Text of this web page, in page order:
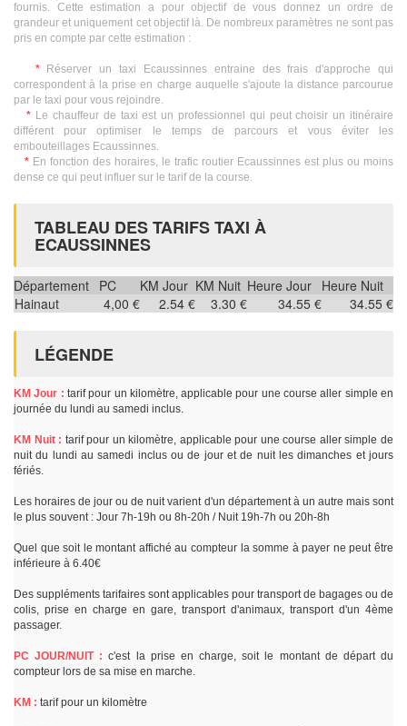
fournis. Cette estimation a pour objectif de vous donnez un ordre de
grandeur et uniquement cet objectif là. De nombreux paramètres ne sont pas
pris en compte par cette estimation :
*Réserver un taxi Ecaussinnes entraine des frais d'approche qui
correspondent à la prise en charge auquelle s'ajoute la distance parcourue
par le taxi pour vous rejoindre.
* Le chauffeur de taxi est un professionnel qui peut choisir un itinéraire
différent pour optimiser le temps de parcours et vous éviter les
embouteillages Ecaussinnes.
* En fonction des horaires, le trafic routier Ecaussinnes est plus ou moins
dense ce qui peut influer sur le tarif de la course.
TABLEAU DES TARIFS TAXI À
ECAUSSINNES
Département PC KM Jour KM Nuit Heure Jour Heure Nuit
Hainaut
4,00 € 2.54 € 3.30 € 34.55 € 34.55 €
LÉGENDE
KM Jour : tarif pour un kilomètre, applicable pour une course aller simple en
journée du lundi au samedi inclus.
KM Nuit : tarif pour un kilomètre, applicable pour une course aller simple de
nuit du lundi au samedi inclus ou de jour et de nuit les dimanches et jours
fériés.
Les horaires de jour ou de nuit varient d'un département à un autre mais sont
le plus souvent : Jour 7h-19h ou 8h-20h / Nuit 19h-7h ou 20h-8h
Quel que soit le montant affiché au compteur la somme à payer ne peut être
inférieure à 6.40€
Des suppléments tarifaires sont applicables pour transport de bagages ou de
colis, prise en charge en gare, transport d'animaux, transport d'un 4ème
passager.
PC JOUR/NUIT : c'est la prise en charge, soit le montant de départ du
compteur lors de sa mise en marche.
KM : tarif pour un kilomètre